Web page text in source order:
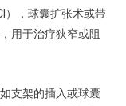
），球囊扩张术或带
用于治疗狭窄或阻
支架的插入或球囊